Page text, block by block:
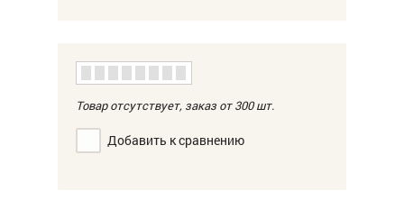
Товар отсутствует, заказ от 300шт.
Добавить к сравнению